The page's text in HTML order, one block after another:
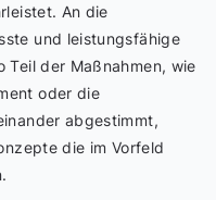
An die
und leistungsfähige
Teil der Maßnahmen, wie
oder die
abgestimmt,
die im Vorfeld